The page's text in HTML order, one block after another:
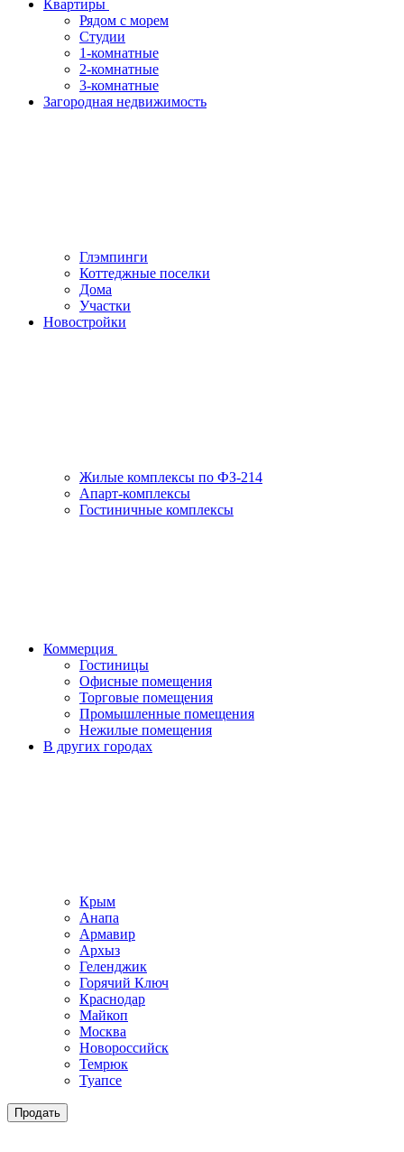
Квартиры
Рядом с морем
Студии
1-комнатные
2-комнатные
3-комнатные
Загородная недвижимость
Глэмпинги
Коттеджные поселки
Дома
Участки
Новостройки
Жилые комплексы по ФЗ-214
Апарт-комплексы
Гостиничные комплексы
Коммерция
Гостиницы
Офисные помещения
Торговые помещения
Промышленные помещения
Нежилые помещения
В других городах
Крым
Анапа
Армавир
Архыз
Геленджик
Горячий Ключ
Краснодар
Майкоп
Москва
Новороссийск
Темрюк
Туапсе
Продать